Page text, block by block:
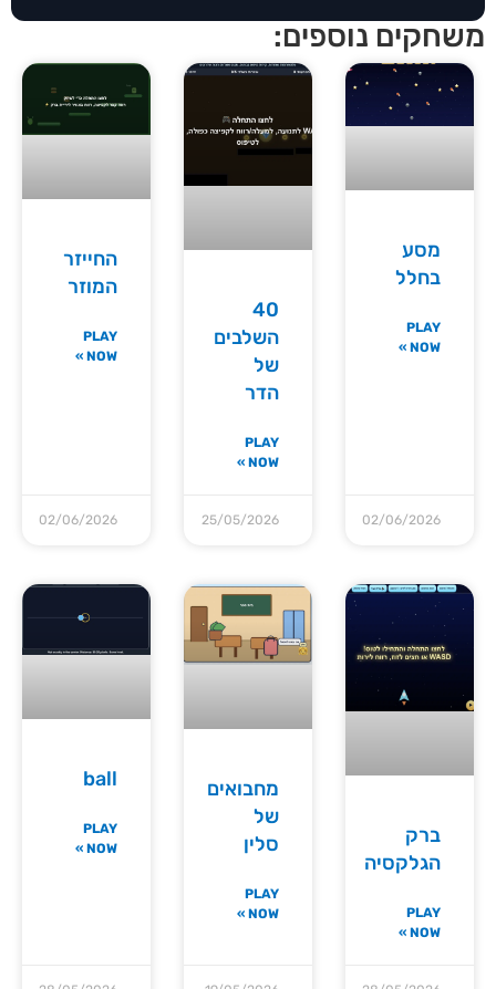
נוספים:
מסע
בחלל
PLAY
NOW »
02/06/2026
השלבים
הדר
PLAY
NOW »
25/05/2026
החייזר
המוזר
PLAY
NOW »
02/06/2026
ברק
הגלקסיה
PLAY
NOW »
מחבואים
סלין
PLAY
NOW »
ball
PLAY
NOW »